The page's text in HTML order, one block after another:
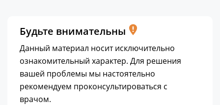
Будьте внимательны
Данный материал носит исключительно
ознакомительный характер. Для решения
вашей проблемы мы настоятельно
рекомендуем проконсультироваться с
врачом.